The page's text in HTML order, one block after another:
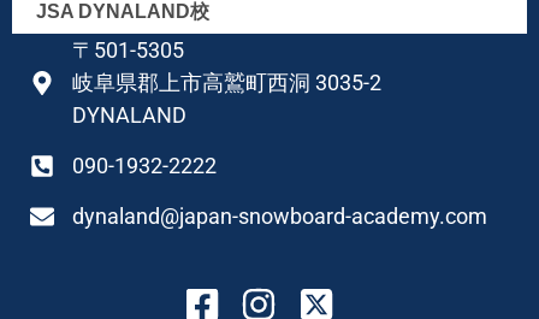
JSA DYNALAND校
〒501-5305
岐阜県郡上市高鷲町西洞 3035-2
DYNALAND
090-1932-2222
dynaland@japan-snowboard-academy.com